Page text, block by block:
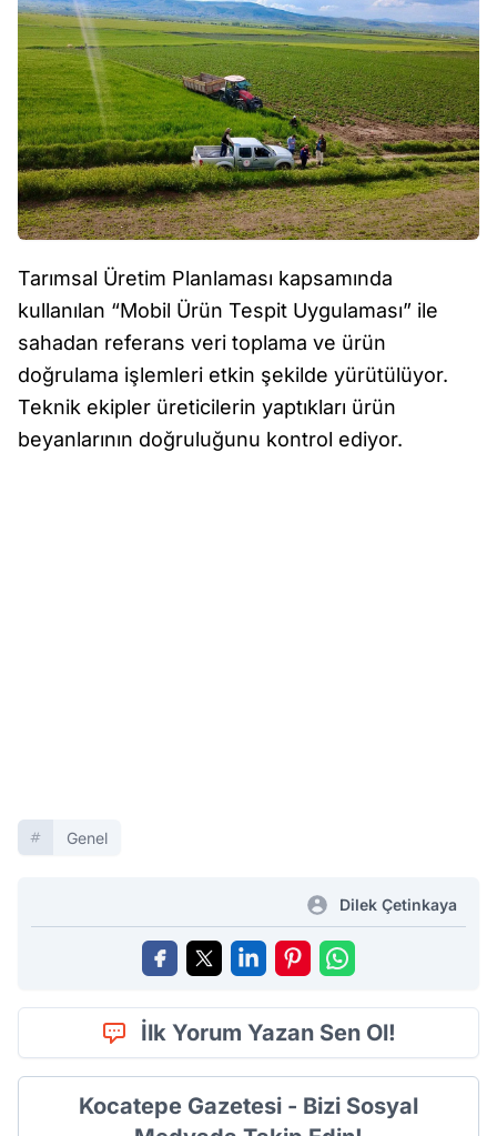
Tarımsal Üretim Planlaması kapsamında
kullanılan “Mobil Ürün Tespit Uygulaması” ile
sahadan referans veri toplama ve ürün
doğrulama işlemleri etkin şekilde yürütülüyor.
Teknik ekipler üreticilerin yaptıkları ürün
beyanlarının doğruluğunu kontrol ediyor.
Genel
Dilek Çetinkaya
İlk Yorum Yazan Sen Ol!
Kocatepe Gazetesi - Bizi Sosyal